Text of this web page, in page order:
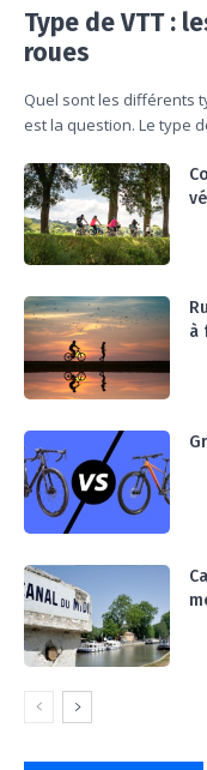
Type de VTT :
roues
Quel sont les différents
est la question. Le type
à